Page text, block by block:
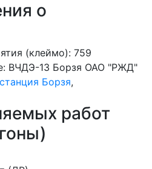
о
(клеймо): 759
ВЧДЭ-13 Боpзя ОАО "РЖД"
станция Борзя,
работ